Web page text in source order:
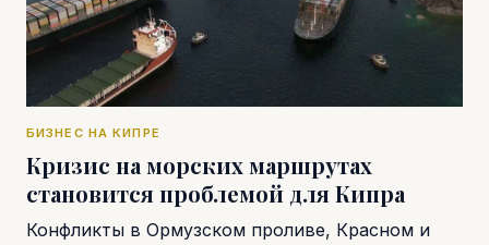
БИЗНЕС НА КИПРЕ
Кризис на морских маршрутах
становится проблемой для Кипра
Конфликты в Ормузском проливе, Красном и